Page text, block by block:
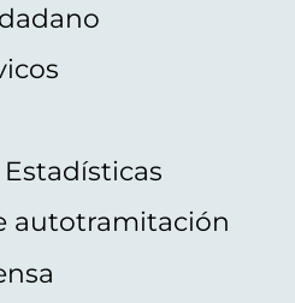
autotramitación